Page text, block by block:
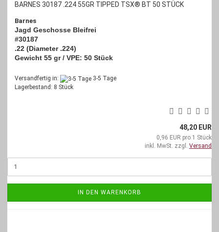
BARNES 30187 .224 55GR TIPPED TSX® BT 50 STÜCK
Barnes
Jagd Geschosse Bleifrei
#30187
.22 (Diameter .224)
Gewicht 55 gr / VPE: 50 Stück
Versandfertig in:
3-5 Tage
Lagerbestand: 8 Stück
48,20 EUR
0,96 EUR pro 1 Stück
inkl. MwSt. zzgl. Versand
IN DEN WARENKORB